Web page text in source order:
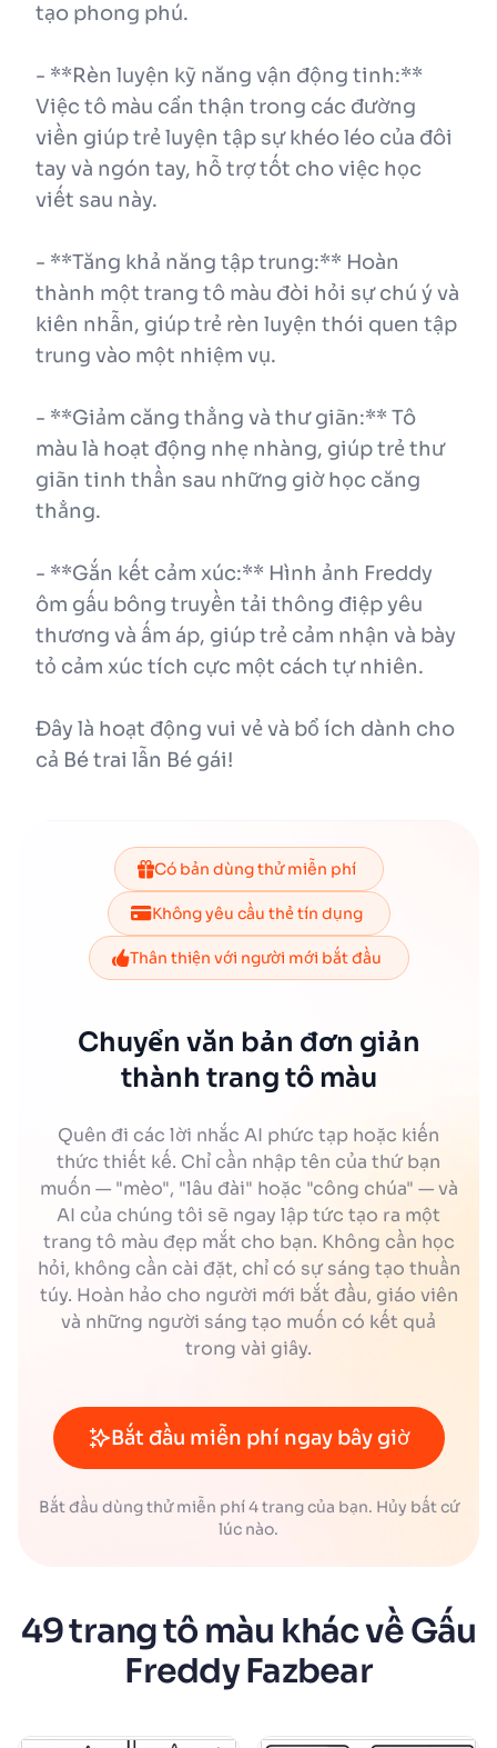
tạo phong phú.
- **Rèn luyện kỹ năng vận động tinh:**
Việc tô màu cẩn thận trong các đường
viền giúp trẻ luyện tập sự khéo léo của đôi
tay và ngón tay, hỗ trợ tốt cho việc học
viết sau này.
- **Tăng khả năng tập trung:** Hoàn
thành một trang tô màu đòi hỏi sự chú ý và
kiên nhẫn, giúp trẻ rèn luyện thói quen tập
trung vào một nhiệm vụ.
- **Giảm căng thẳng và thư giãn:** Tô
màu là hoạt động nhẹ nhàng, giúp trẻ thư
giãn tinh thần sau những giờ học căng
thẳng.
- **Gắn kết cảm xúc:** Hình ảnh Freddy
ôm gấu bông truyền tải thông điệp yêu
thương và ấm áp, giúp trẻ cảm nhận và bày
tỏ cảm xúc tích cực một cách tự nhiên.
Đây là hoạt động vui vẻ và bổ ích dành cho
cả Bé trai lẫn Bé gái!
Có bản dùng thử miễn phí
Không yêu cầu thẻ tín dụng
Thân thiện với người mới bắt đầu
Chuyển văn bản đơn giản
thành trang tô màu
Quên đi các lời nhắc AI phức tạp hoặc kiến
thức thiết kế. Chỉ cần nhập tên của thứ bạn
muốn — "mèo", "lâu đài" hoặc "công chúa" — và
AI của chúng tôi sẽ ngay lập tức tạo ra một
trang tô màu đẹp mắt cho bạn. Không cần học
hỏi, không cần cài đặt, chỉ có sự sáng tạo thuần
túy. Hoàn hảo cho người mới bắt đầu, giáo viên
và những người sáng tạo muốn có kết quả
trong vài giây.
Bắt đầu miễn phí ngay bây giờ
Bắt đầu dùng thử miễn phí 4 trang của bạn. Hủy bất cứ
lúc nào.
49 trang tô màu khác về Gấu
Freddy Fazbear